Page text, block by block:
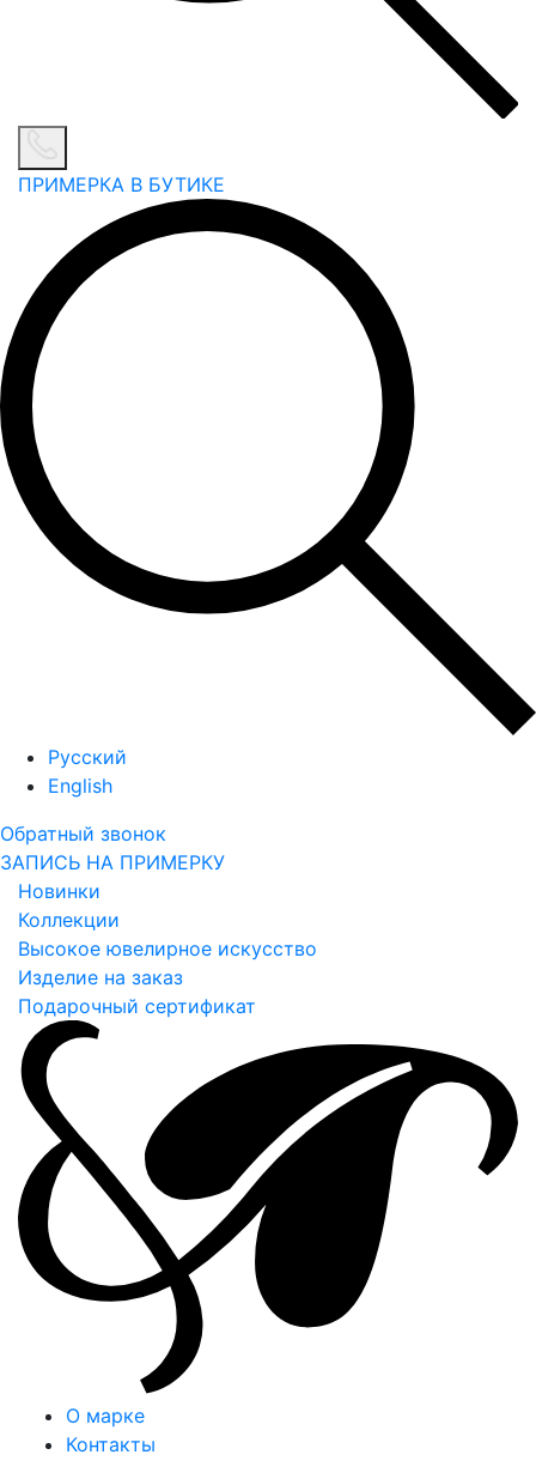
ПРИМЕРКА В БУТИКЕ
Русский
English
Обратный звонок
ЗАПИСЬ НА ПРИМЕРКУ
Новинки
Коллекции
Высокое ювелирное искусство
Изделие на заказ
Подарочный сертификат
О марке
Контакты